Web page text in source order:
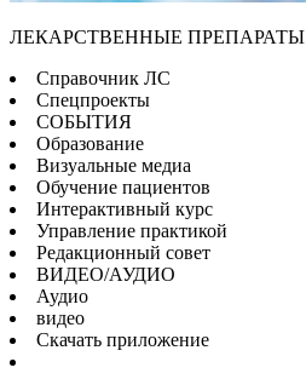
ЛЕКАРСТВЕННЫЕ ПРЕПАРАТЫ
Cправочник ЛС
Спецпроекты
СОБЫТИЯ
Образование
Визуальные медиа
Обучение пациентов
Интерактивный курс
Управление практикой
Редакционный совет
ВИДЕО/АУДИО
Аудио
видео
Скачать приложение